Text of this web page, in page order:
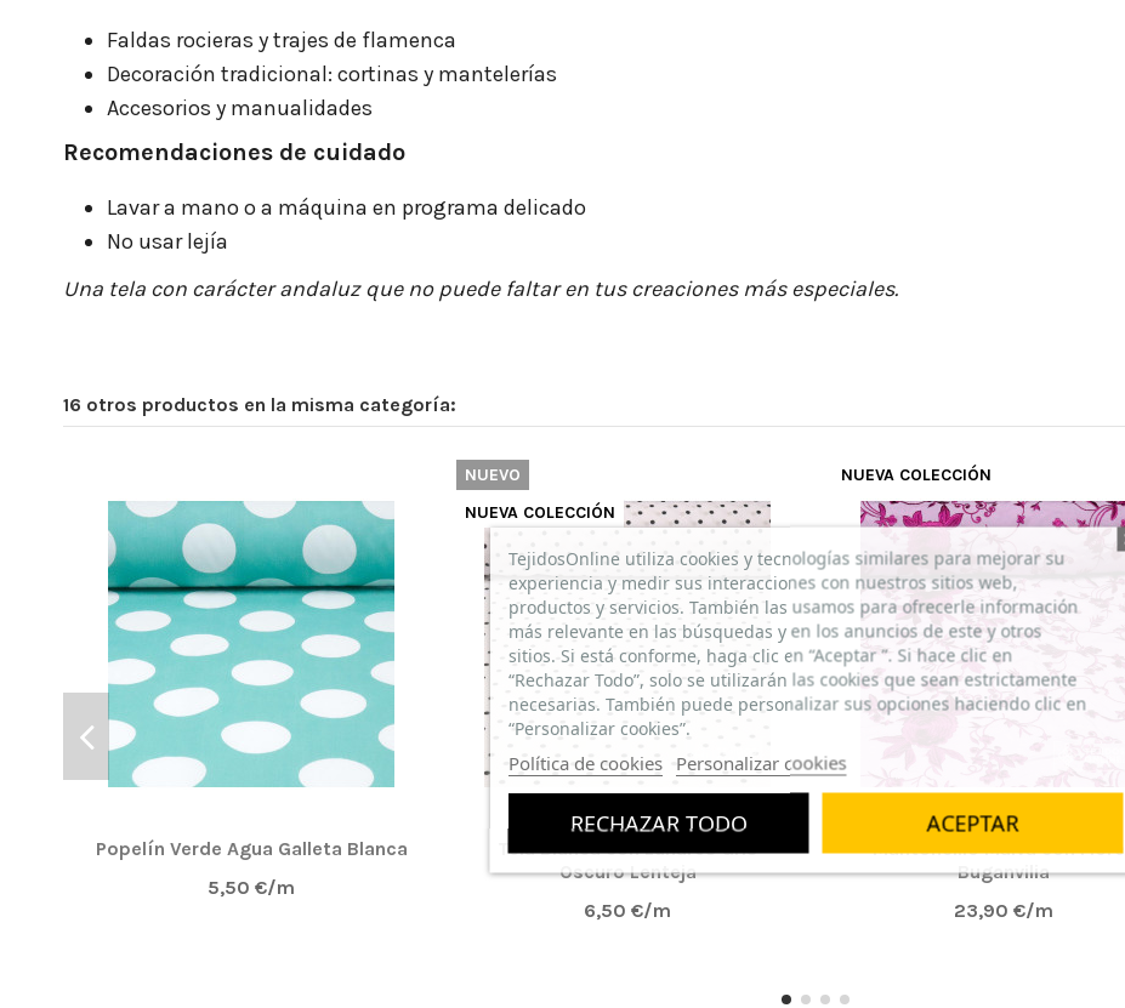
Faldas rocieras y trajes de flamenca
Decoración tradicional: cortinas y mantelerías
Accesorios y manualidades
Recomendaciones de cuidado
Lavar a mano o a máquina en programa delicado
No usar lejía
Una tela con carácter andaluz que no puede faltar en tus creaciones más especiales.
16 otros productos en la misma categoría:
Popelín Verde Agua Galleta Blanca
5,50 €/m
NUEVO
NUEVA COLECCIÓN
Tela Blanca con Lunares Gris
Oscuro Lenteja
6,50 €/m
NUEVA COLECCIÓN
Mantoncillo Malva con Flores
Buganvilia
23,90 €/m
TejidosOnline utiliza cookies y tecnologías similares para mejorar su
experiencia y medir sus interacciones con nuestros sitios web,
productos y servicios. También las usamos para ofrecerle información
más relevante en las búsquedas y en los anuncios de este y otros
sitios. Si está conforme, haga clic en “Aceptar ”. Si hace clic en
“Rechazar Todo”, solo se utilizarán las cookies que sean estrictamente
necesarias. También puede personalizar sus opciones haciendo clic en
“Personalizar cookies”.
Política de cookies Personalizar cookies
RECHAZAR TODO ACEPTAR